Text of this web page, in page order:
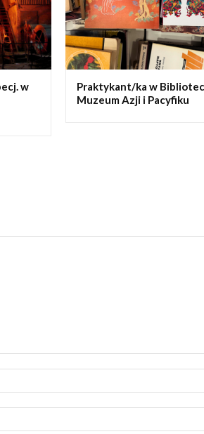
w
Praktykant/ka w
Muzeum Azji i Pacyfiku